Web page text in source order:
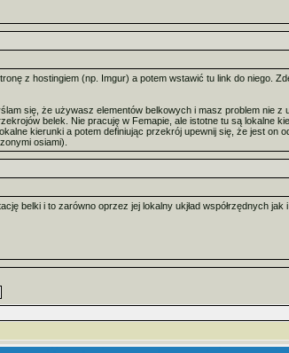
z hostingiem (np. Imgur) a potem wstawić tu link do niego.
się, że używasz elementów belkowych i masz problem nie z
belek. Nie pracuję w Femapie, ale istotne tu są lokalne
kierunki a potem definiując przekrój upewnij się, że jest on
osiami).
belki i to zarówno oprzez jej lokalny ukjład współrzędnych